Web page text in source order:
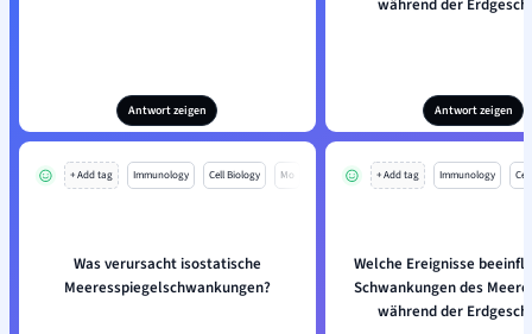
Antwort zeigen
während der
Antwort zeigen
+ Add tag Immunology Cell Biology Mo
Was verursacht isostatische
Meeresspiegelschwankungen?
+ Add tag Immunology
Welche Ereignisse
Schwankungen des
während der